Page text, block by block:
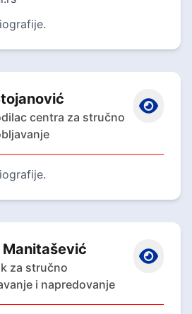
centra za stručno
Manitašević
za stručno
i napredovanje